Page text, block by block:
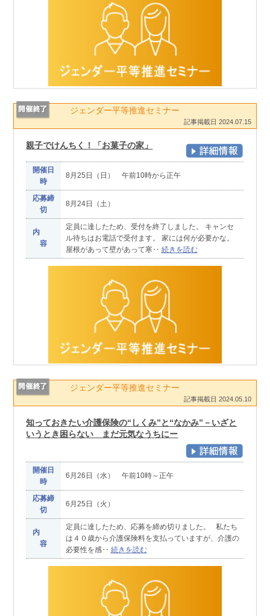
ジェンダー平等推進セミナー
記事掲載日 2024.07.15
親子でけんちく！「お菓子の家」
開催日
時
8月25日（日） 午前10時から正午
応募締
切
8月24日（土）
内
容
定員に達したため、受付を終了しました。 キャンセ
ル待ちはお電話で受付ます。 家には何が必要かな。
屋根があって壁があって寒‥ 続きを読む
ジェンダー平等推進セミナー
記事掲載日 2024.05.10
知っておきたい介護保険の“しくみ”と“なかみ”－いざと
いうとき困らない まだ元気なうちにー
開催日
時
6月26日（水） 午前10時～正午
応募締
切
6月25日（火）
内
容
定員に達したため、応募を締め切りました。 私たち
は４０歳から介護保険料を支払っていますが、介護の
必要性を感‥ 続きを読む